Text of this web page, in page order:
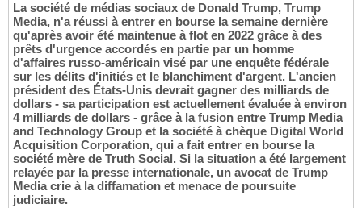
La société de médias sociaux de Donald Trump, Trump
Media, n'a réussi à entrer en bourse la semaine dernière
qu'après avoir été maintenue à flot en 2022 grâce à des
prêts d'urgence accordés en partie par un homme
d'affaires russo-américain visé par une enquête fédérale
sur les délits d'initiés et le blanchiment d'argent. L'ancien
président des États-Unis devrait gagner des milliards de
dollars - sa participation est actuellement évaluée à environ
4 milliards de dollars - grâce à la fusion entre Trump Media
and Technology Group et la société à chèque Digital World
Acquisition Corporation, qui a fait entrer en bourse la
société mère de Truth Social. Si la situation a été largement
relayée par la presse internationale, un avocat de Trump
Media crie à la diffamation et menace de poursuite
judiciaire.